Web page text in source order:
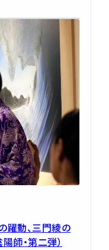
躍動、三門綾の
師・第二弾）